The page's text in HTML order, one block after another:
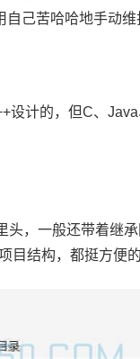
己苦哈哈地手动维
设计的，但C、Java
头，一般还带着继
目结构，都挺方便的